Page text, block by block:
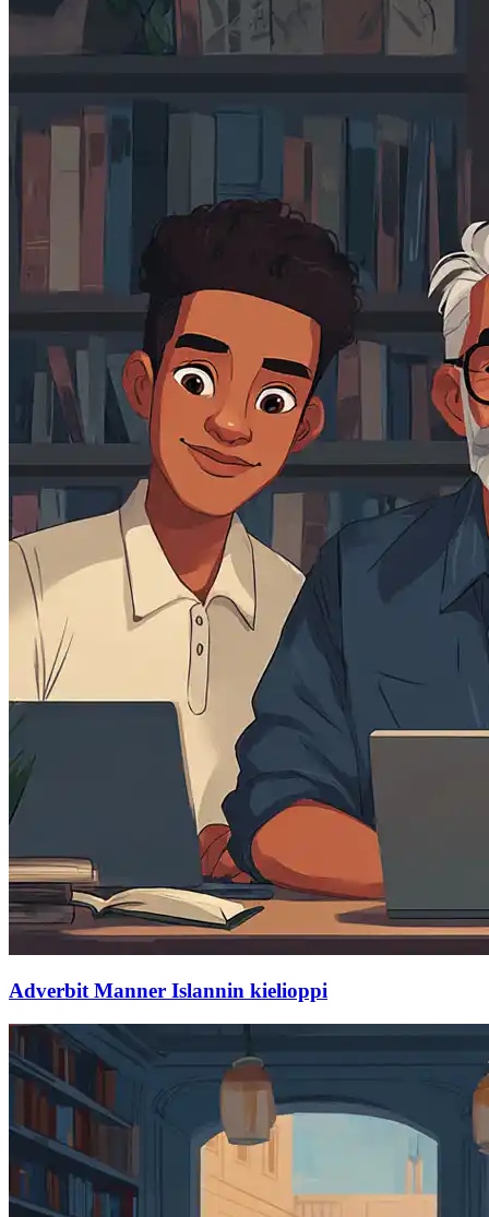
Adverbit Manner Islannin kielioppi